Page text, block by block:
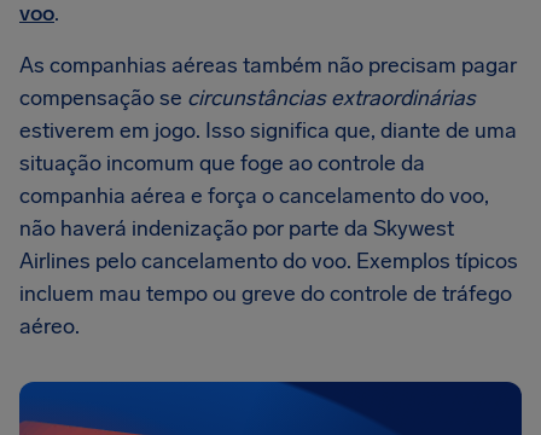
voo.
As companhias aéreas também não precisam pagar
compensação se circunstâncias extraordinárias
estiverem em jogo. Isso significa que, diante de uma
situação incomum que foge ao controle da
companhia aérea e força o cancelamento do voo,
não haverá indenização por parte da Skywest
Airlines pelo cancelamento do voo. Exemplos típicos
incluem mau tempo ou greve do controle de tráfego
aéreo.